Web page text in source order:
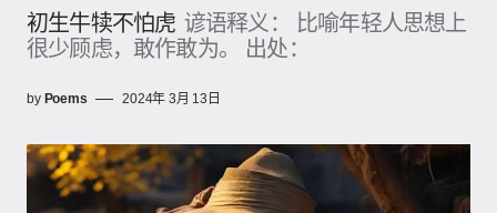
初生牛犊不怕虎 谚语释义： 比喻年轻人思想上
很少顾虑，敢作敢为。 出处：
by Poems 2024年 3月 13日